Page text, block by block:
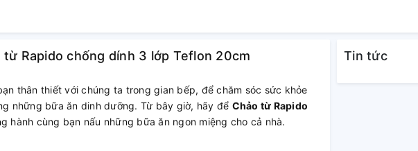
Rapido chống dính 3 lớp Teflon 20cm
thân thiết với chúng ta trong gian bếp, để chăm sóc sức khỏe
những bữa ăn dinh dưỡng. Từ bây giờ, hãy để Chảo từ Rapido
hành cùng bạn nấu những bữa ăn ngon miệng cho cả nhà.
Tin tức